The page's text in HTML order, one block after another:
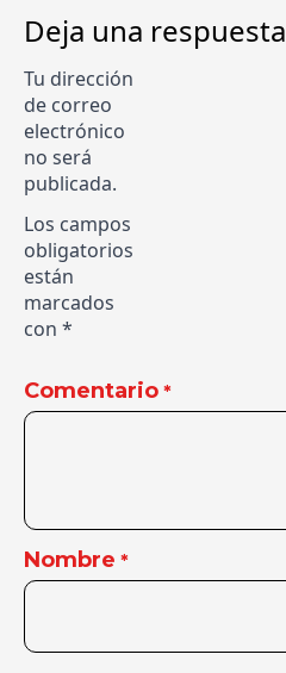
Deja una respuesta
Tu dirección
de correo
electrónico
no será
publicada.
Los campos
obligatorios
están
marcados
con *
Comentario *
Nombre *